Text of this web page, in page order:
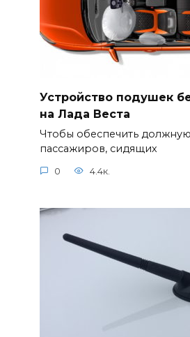
Устройство подушек
на Лада Веста
Чтобы обеспечить
пассажиров, сидящих
0 4.4к.